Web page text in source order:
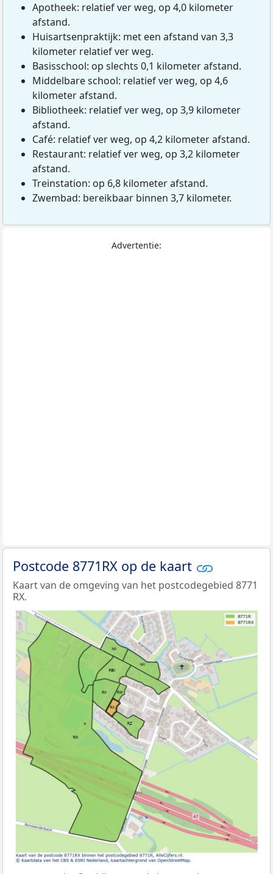
Apotheek: relatief ver weg, op 4,0 kilometer
afstand.
Huisartsenpraktijk: met een afstand van 3,3
kilometer relatief ver weg.
Basisschool: op slechts 0,1 kilometer afstand.
Middelbare school: relatief ver weg, op 4,6
kilometer afstand.
Bibliotheek: relatief ver weg, op 3,9 kilometer
afstand.
Café: relatief ver weg, op 4,2 kilometer afstand.
Restaurant: relatief ver weg, op 3,2 kilometer
afstand.
Treinstation: op 6,8 kilometer afstand.
Zwembad: bereikbaar binnen 3,7 kilometer.
Advertentie:
Postcode 8771RX op de kaart
Kaart van de omgeving van het postcodegebied 8771
RX.